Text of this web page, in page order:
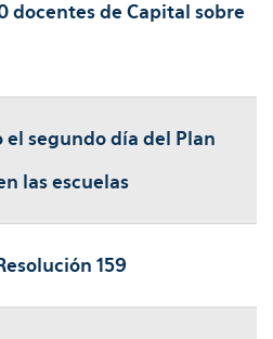
docentes de Capital sobre
el segundo día del Plan
las escuelas
159